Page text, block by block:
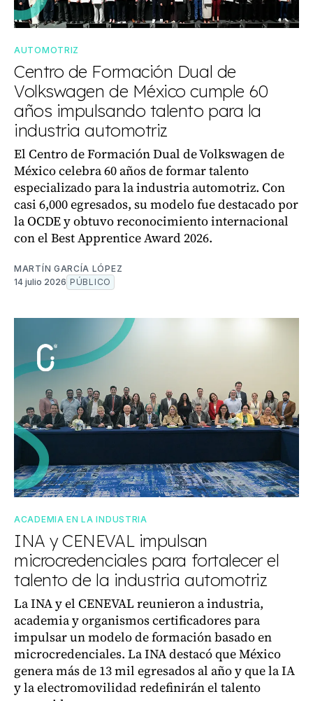
AUTOMOTRIZ
Centro de Formación Dual de
Volkswagen de México cumple 60
años impulsando talento para la
industria automotriz
El Centro de Formación Dual de Volkswagen de
México celebra 60 años de formar talento
especializado para la industria automotriz. Con
casi 6,000 egresados, su modelo fue destacado por
la OCDE y obtuvo reconocimiento internacional
con el Best Apprentice Award 2026.
MARTÍN GARCÍA LÓPEZ
14 julio 2026 PÚBLICO
ACADEMIA EN LA INDUSTRIA
INA y CENEVAL impulsan
microcredenciales para fortalecer el
talento de la industria automotriz
La INA y el CENEVAL reunieron a industria,
academia y organismos certificadores para
impulsar un modelo de formación basado en
microcredenciales. La INA destacó que México
genera más de 13 mil egresados al año y que la IA
y la electromovilidad redefinirán el talento